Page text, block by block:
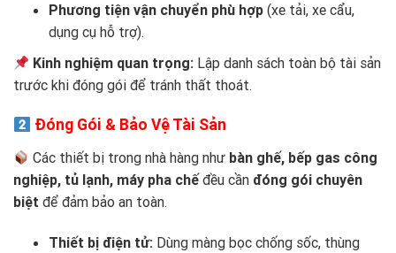
Phương tiện vận chuyển phù hợp (xe tải, xe cẩu,
dụng cụ hỗ trợ).
Kinh nghiệm quan trọng: Lập danh sách toàn bộ tài sản
trước khi đóng gói để tránh thất thoát.
Đóng Gói & Bảo Vệ Tài Sản
Các thiết bị trong nhà hàng như bàn ghế, bếp gas công
nghiệp, tủ lạnh, máy pha chếđều cần đóng gói chuyên
biệt để đảm bảo an toàn.
Thiết bị điện tử: Dùng màng bọc chống sốc, thùng